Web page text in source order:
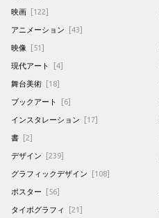
映画 [122]
アニメーション [43]
映像 [51]
現代アート [4]
舞台美術 [18]
ブックアート [6]
インスタレーション [17]
書 [2]
デザイン [239]
グラフィックデザイン [108]
ポスター [56]
タイポグラフィ [21]